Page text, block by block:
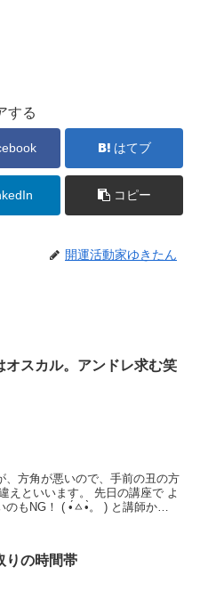
する
はてブ
コピー
開運活動家ゆきたん
オスカル。アンドレ求む笑
、方角が悪いので、手前の丑の方
す。 先日の講座で よ
もNG！ ( •́ㅿ•̀。 ) と講師から
りの時間帯